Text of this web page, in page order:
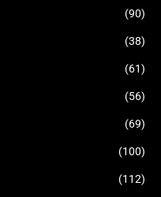
(90)
(38)
(61)
(56)
(69)
(100)
(112)